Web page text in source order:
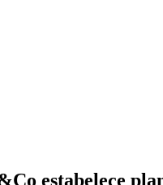
estabelece